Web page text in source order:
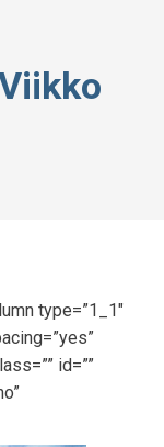
type=”1_1″
id=””